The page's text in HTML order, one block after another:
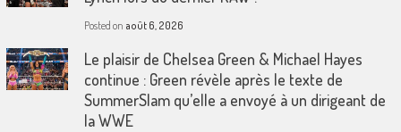
Posted on août 6, 2026
Le plaisir de Chelsea Green & Michael Hayes
continue : Green révèle après le texte de
SummerSlam qu’elle a envoyé à un dirigeant de
la WWE